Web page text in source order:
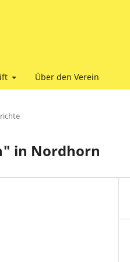
Über den Verein
in Nordhorn